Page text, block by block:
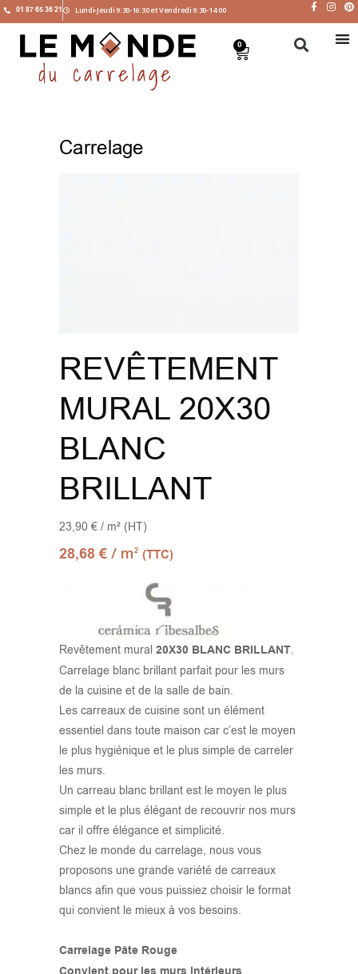
01 87 65 36 21 Lundi-Jeudi 9:30-16:30 et Vendredi 9:30-14:00
0
Carrelage
REVÊTEMENT
MURAL 20X30
BLANC
BRILLANT
23,90 € / m² (HT)
28,68€ / m2 (TTC)
Revêtement mural 20X30 BLANC BRILLANT.
Carrelage blanc brillant parfait pour les murs
de la cuisine et de la salle de bain.
Les carreaux de cuisine sont un élément
essentiel dans toute maison car c’est le moyen
le plus hygiénique et le plus simple de carreler
les murs.
Un carreau blanc brillant est le moyen le plus
simple et le plus élégant de recouvrir nos murs
car il offre élégance et simplicité.
Chez le monde du carrelage, nous vous
proposons une grande variété de carreaux
blancs afin que vous puissiez choisir le format
qui convient le mieux à vos besoins.
Carrelage Pâte Rouge